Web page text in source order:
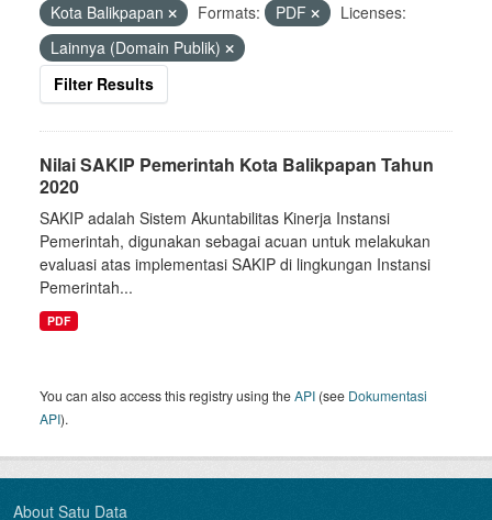
Kota Balikpapan
Formats: PDF
Licenses:
Lainnya (Domain Publik)
Filter Results
Nilai SAKIP Pemerintah Kota Balikpapan Tahun
2020
SAKIP adalah Sistem Akuntabilitas Kinerja Instansi
Pemerintah, digunakan sebagai acuan untuk melakukan
evaluasi atas implementasi SAKIP di lingkungan Instansi
Pemerintah...
PDF
You can also access this registry using theAPI (see Dokumentasi
API).
About Satu Data